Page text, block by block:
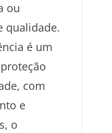
ou
qualidade.
é um
com
e
o